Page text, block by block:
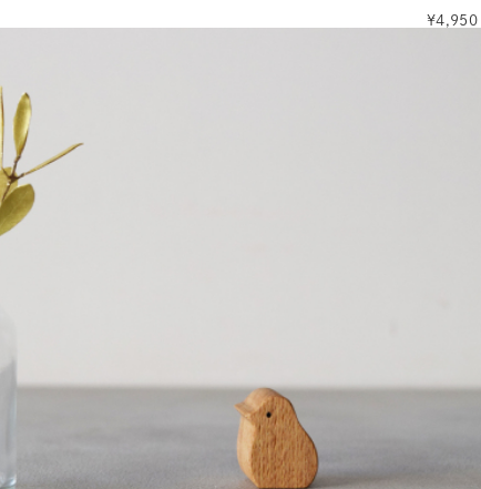
¥4,950